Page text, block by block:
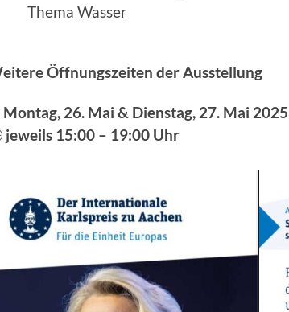
Thema Wasser
Öffnungszeiten der Ausstellung
Montag, 26. Mai & Dienstag, 27. Mai 2025
jeweils 15:00 – 19:00 Uhr